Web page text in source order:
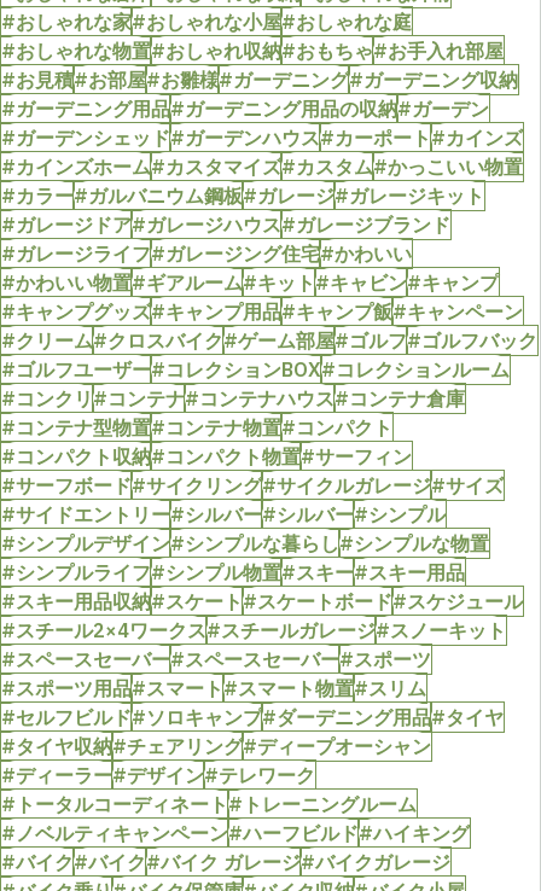
#おしゃれな家#おしゃれな小屋#おしゃれな庭
#おしゃれな物置#おしゃれ収納#おもちゃ#お手入れ部屋
#お見積#お部屋#お雛様#ガーデニング#ガーデニング収納
#ガーデニング用品#ガーデニング用品の収納#ガーデン
#ガーデンシェッド#ガーデンハウス#カーポート#カインズ
#カインズホーム#カスタマイズ#カスタム#かっこいい物置
#カラー#ガルバニウム鋼板#ガレージ#ガレージキット
#ガレージドア#ガレージハウス#ガレージブランド
#ガレージライフ#ガレージング住宅#かわいい
#かわいい物置#ギアルーム#キット#キャビン#キャンプ
#キャンプグッズ#キャンプ用品#キャンプ飯#キャンペーン
#クリーム#クロスバイク#ゲーム部屋#ゴルフ#ゴルフバック
#ゴルフユーザー#コレクションBOX#コレクションルーム
#コンクリ#コンテナ#コンテナハウス#コンテナ倉庫
#コンテナ型物置#コンテナ物置#コンパクト
#コンパクト収納#コンパクト物置#サーフィン
#サーフボード#サイクリング#サイクルガレージ#サイズ
#サイドエントリー#シルバー#シルバー#シンプル
#シンプルデザイン#シンプルな暮らし#シンプルな物置
#シンプルライフ#シンプル物置#スキー#スキー用品
#スキー用品収納#スケート#スケートボード#スケジュール
#スチール2×4ワークス#スチールガレージ#スノーキット
#スペースセーバー#スペースセーバー#スポーツ
#スポーツ用品#スマート#スマート物置#スリム
#セルフビルド#ソロキャンプ#ダーデニング用品#タイヤ
#タイヤ収納#チェアリング#ディープオーシャン
#ディーラー#デザイン#テレワーク
#トータルコーディネート#トレーニングルーム
#ノベルティキャンペーン#ハーフビルド#ハイキング
#バイク#バイク#バイク ガレージ#バイクガレージ